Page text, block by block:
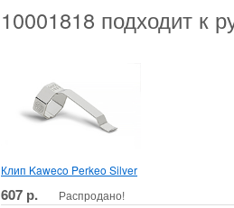
10001818 подходит к
Клип Kaweco Perkeo Silver
607 р. Распродано!